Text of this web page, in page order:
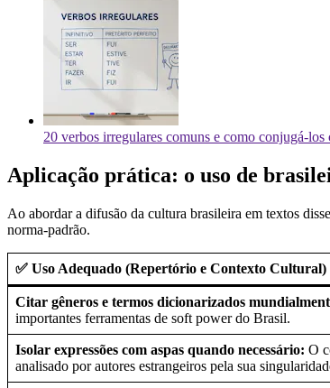
20 verbos irregulares comuns e como conjugá-los
Aplicação prática: o uso de
Ao abordar a difusão da cultura brasileira em textos
norma-padrão.
✅ Uso Adequado (Repertório e Contexto Cultural)
Citar gêneros e termos dicionarizados
importantes ferramentas de soft power do Brasil.
Isolar expressões com aspas quando necessário: O
analisado por autores estrangeiros pela sua